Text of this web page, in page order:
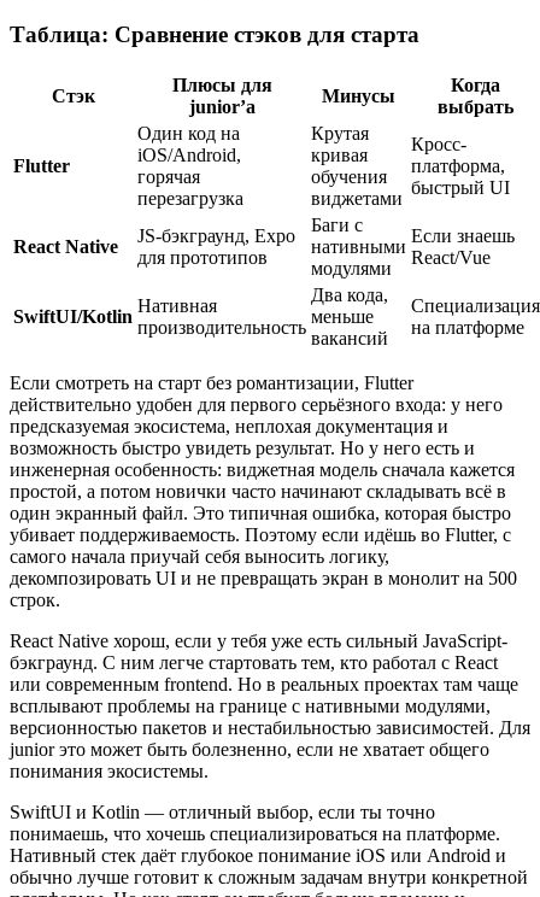
Таблица: Сравнение стэков для старта
Стэк
Плюсы для
junior’а
Минусы
Когда
выбрать
Flutter
Один код на
iOS/Android,
горячая
перезагрузка
Крутая
кривая
обучения
виджетами
Кросс-
платформа,
быстрый UI
React Native
JS-бэкграунд, Expo
для прототипов
Баги с
нативными
модулями
Если знаешь
React/Vue
SwiftUI/Kotlin
Нативная
производительность
Два кода,
меньше
вакансий
Специализация
на платформе
Если смотреть на старт без романтизации, Flutter
действительно удобен для первого серьёзного входа: у него
предсказуемая экосистема, неплохая документация и
возможность быстро увидеть результат. Но у него есть и
инженерная особенность: виджетная модель сначала кажется
простой, а потом новички часто начинают складывать всё в
один экранный файл. Это типичная ошибка, которая быстро
убивает поддерживаемость. Поэтому если идёшь во Flutter, с
самого начала приучай себя выносить логику,
декомпозировать UI и не превращать экран в монолит на 500
строк.
React Native хорош, если у тебя уже есть сильный JavaScript-
бэкграунд. С ним легче стартовать тем, кто работал с React
или современным frontend. Но в реальных проектах там чаще
всплывают проблемы на границе с нативными модулями,
версионностью пакетов и нестабильностью зависимостей. Для
junior это может быть болезненно, если не хватает общего
понимания экосистемы.
SwiftUI и Kotlin — отличный выбор, если ты точно
понимаешь, что хочешь специализироваться на платформе.
Нативный стек даёт глубокое понимание iOS или Android и
обычно лучше готовит к сложным задачам внутри конкретной